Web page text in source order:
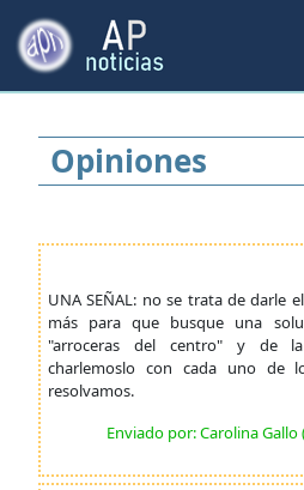
Opiniones
UNA SEÑAL: no se trata de darle
más para que busque una
"arroceras del centro" y de
charlemoslo con cada uno de
resolvamos.
Enviado por: Carolina